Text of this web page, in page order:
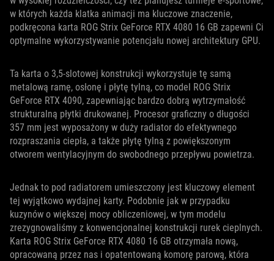
w których każda klatka animacji ma kluczowe znaczenie,
podkręcona karta ROG Strix GeForce RTX 4080 16 GB zapewni Ci
optymalne wykorzystywanie potencjału nowej architektury GPU.
Ta karta o 3,5-slotowej konstrukcji wykorzystuje tę samą
metalową ramę, osłonę i płytę tylną, co model ROG Strix
GeForce RTX 4090, zapewniając bardzo dobrą wytrzymałość
strukturalną płytki drukowanej. Procesor graficzny o długości
357 mm jest wyposażony w duży radiator do efektywnego
rozpraszania ciepła, a także płytę tylną z powiększonym
otworem wentylacyjnym do swobodnego przepływu powietrza.
Jednak to pod radiatorem umieszczony jest kluczowy element
tej wyjątkowo wydajnej karty. Podobnie jak w przypadku
kuzynów o większej mocy obliczeniowej, w tym modelu
zrezygnowaliśmy z konwencjonalnej konstrukcji rurek cieplnych.
Karta ROG Strix GeForce RTX 4080 16 GB otrzymała nową,
opracowaną przez nas i opatentowaną komorę parową, która